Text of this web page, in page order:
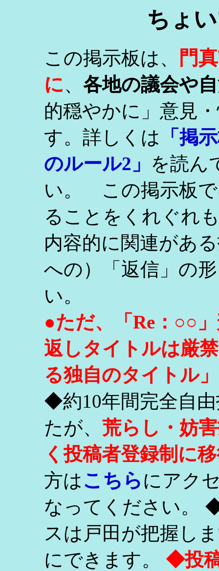
ちょ
この掲示板は、
門
に、 各地の議会や
的穏やかに」意見
す。詳しくは
「掲
のルール2」 を読ん
い。 この掲示板で
ることをくれぐれ
内容的に関連があ
への）「返信」の
い。
●ただ、「Re：○○
返しタイトルは厳
る独自のタイトル
◆約10年間完全自
たが、 荒らし・妨
く投稿者登録制に
方はこちらにアク
なってください。
スは戸田が把握し
にできます。 ◆投